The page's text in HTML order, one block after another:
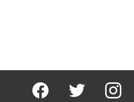
facebook twitter